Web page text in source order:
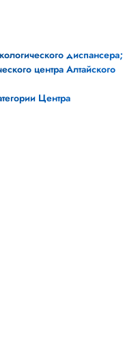
диспансера;
центра Алтайского
Центра